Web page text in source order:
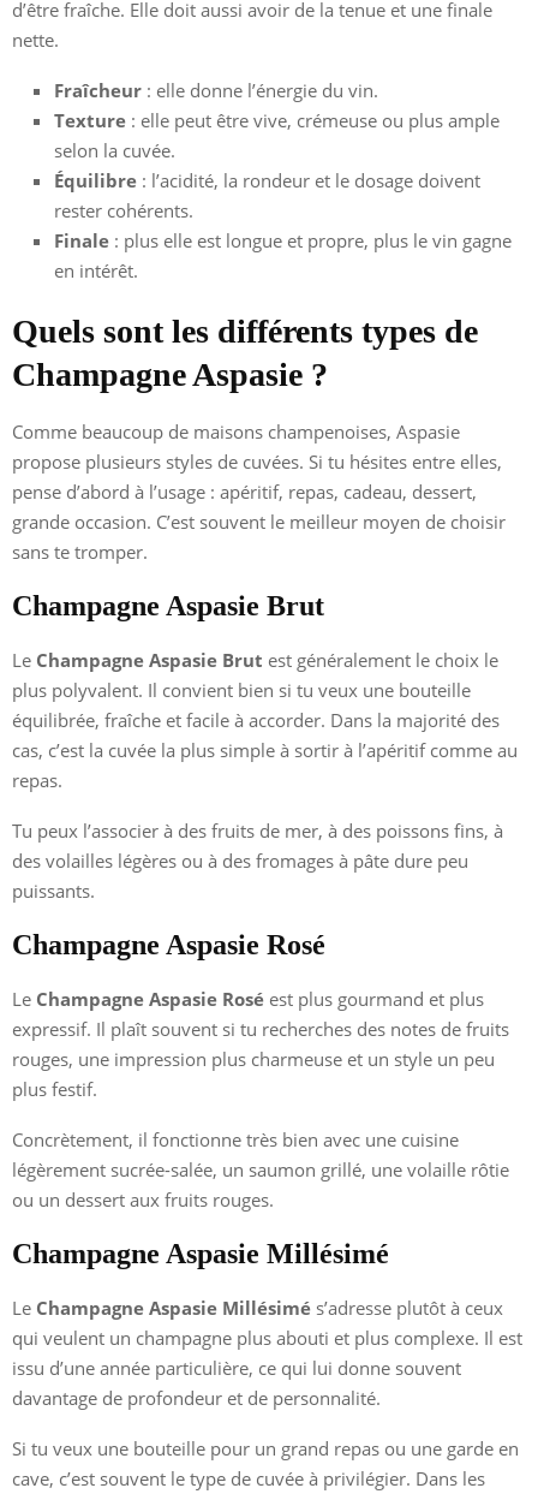
d’être fraîche. Elle doit aussi avoir de la tenue et une finale
nette.
Fraîcheur : elle donne l’énergie du vin.
Texture : elle peut être vive, crémeuse ou plus ample
selon la cuvée.
Équilibre : l’acidité, la rondeur et le dosage doivent
rester cohérents.
Finale : plus elle est longue et propre, plus le vin gagne
en intérêt.
Quels sont les différents types de
Champagne Aspasie ?
Comme beaucoup de maisons champenoises, Aspasie
propose plusieurs styles de cuvées. Si tu hésites entre elles,
pense d’abord à l’usage : apéritif, repas, cadeau, dessert,
grande occasion. C’est souvent le meilleur moyen de choisir
sans te tromper.
Champagne Aspasie Brut
Le Champagne Aspasie Brut est généralement le choix le
plus polyvalent. Il convient bien si tu veux une bouteille
équilibrée, fraîche et facile à accorder. Dans la majorité des
cas, c’est la cuvée la plus simple à sortir à l’apéritif comme au
repas.
Tu peux l’associer à des fruits de mer, à des poissons fins, à
des volailles légères ou à des fromages à pâte dure peu
puissants.
Champagne Aspasie Rosé
Le Champagne Aspasie Rosé est plus gourmand et plus
expressif. Il plaît souvent si tu recherches des notes de fruits
rouges, une impression plus charmeuse et un style un peu
plus festif.
Concrètement, il fonctionne très bien avec une cuisine
légèrement sucrée-salée, un saumon grillé, une volaille rôtie
ou un dessert aux fruits rouges.
Champagne Aspasie Millésimé
Le Champagne Aspasie Millésimé s’adresse plutôt à ceux
qui veulent un champagne plus abouti et plus complexe. Il est
issu d’une année particulière, ce qui lui donne souvent
davantage de profondeur et de personnalité.
Si tu veux une bouteille pour un grand repas ou une garde en
cave, c’est souvent le type de cuvée à privilégier. Dans les